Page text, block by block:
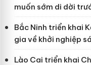
muốn sớm di dời
Bắc Ninh triển khai
gia về khởi nghiệp
Lào Cai triển khai